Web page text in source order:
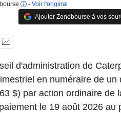
- Voir l'original
Ajouter Zonebourse à vos
d'administration de
en numéraire de un
$) par action ordinaire de
le 19 août 2026 au